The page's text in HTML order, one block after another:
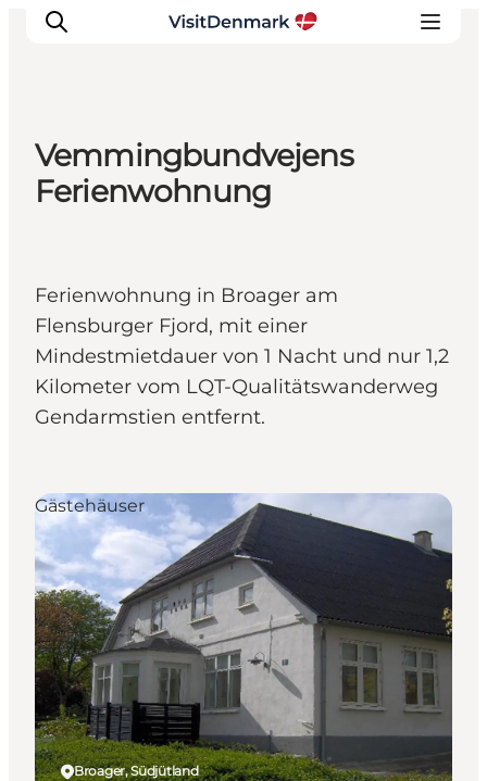
Inspiration
Reiseplanung
Vemmingbundvejens
Ferienwohnung
Ferienwohnung in Broager am
Flensburger Fjord, mit einer
Mindestmietdauer von 1 Nacht und nur 1,2
Kilometer vom LQT-Qualitätswanderweg
Gendarmstien entfernt.
Broager, Südjütland
Gästehäuser